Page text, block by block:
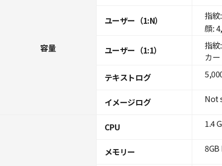
容量
ユーザー（1:N）
ユーザー（1:1）
テキストログ
イメージログ
CPU
メモリー
指紋
顔:
指紋
カ
Not
1.4
8GB